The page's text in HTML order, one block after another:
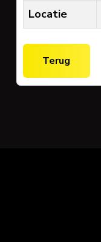
Locatie
Terug